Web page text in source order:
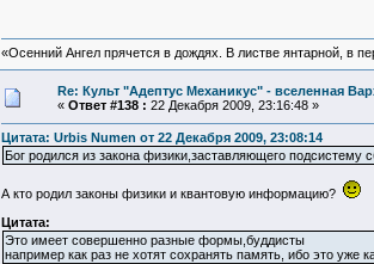
«Осенний Ангел прячется в дождях. В листве янтарной, в
Re: Культ "Адептус Механикус" - вселенная
« Ответ #138 : 22 Декабря 2009, 23:16:48 »
Цитата: Urbis Numen от 22 Декабря 2009, 23:08:14
Бог родился из закона физики,заставляющего
А кто родил законы физики и квантовую информацию?
Цитата:
Это имеет совершенно разные формы,буддисты
например как раз не хотят сохранять память, ибо это